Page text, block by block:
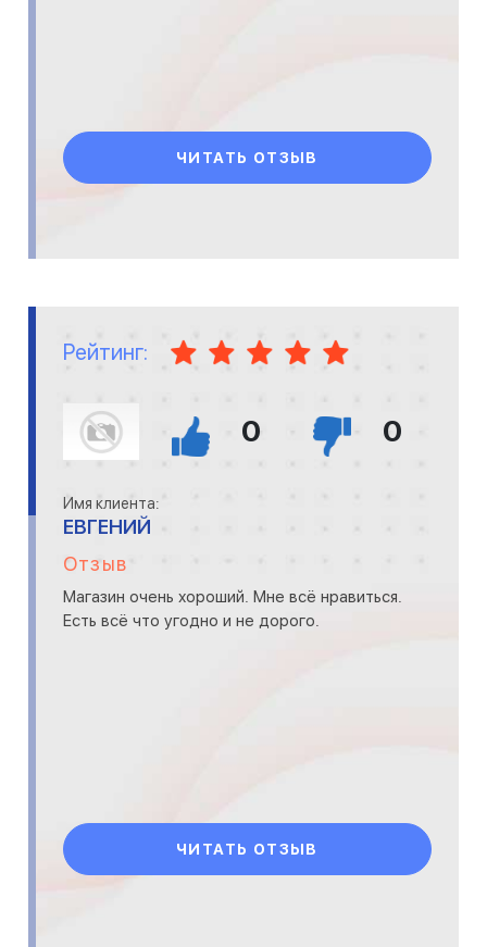
ЧИТАТЬ ОТЗЫВ
Рейтинг:
0 0
Имя клиента:
ЕВГЕНИЙ
Отзыв
Магазин очень хороший. Мне всё нравиться.
Есть всё что угодно и не дорого.
ЧИТАТЬ ОТЗЫВ